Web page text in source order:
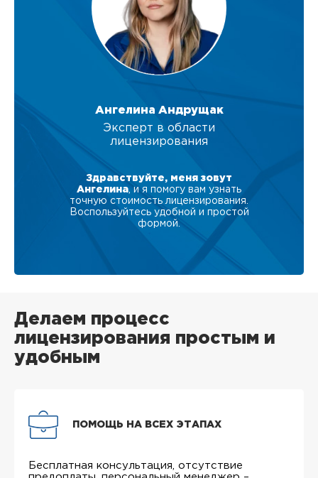
Ангелина Андрущак
Эксперт в области
лицензирования
Здравствуйте, меня зовут
Ангелина , и я помогу вам узнать
точную стоимость лицензирования.
Воспользуйтесь удобной и простой
формой.
Делаем процесс
лицензирования простым и
удобным
ПОМОЩЬ НА ВСЕХ ЭТАПАХ
Бесплатная консультация, отсутствие